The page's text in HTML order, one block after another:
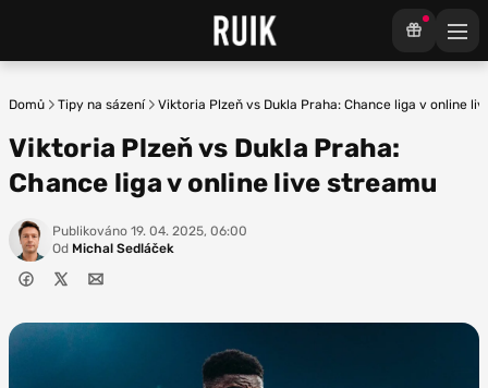
Domů Tipy na sázení Viktoria Plzeň vs Dukla Praha: Chance liga v online
Viktoria Plzeň vs Dukla Praha:
Chance liga v online live streamu
Publikováno 19. 04. 2025, 06:00
Od Michal Sedláček